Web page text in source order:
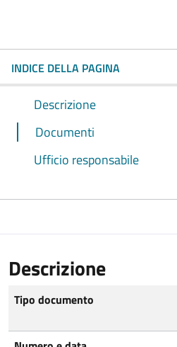
INDICE DELLA PAGINA
Descrizione
Documenti
Ufficio responsabile
Descrizione
Tipo documento